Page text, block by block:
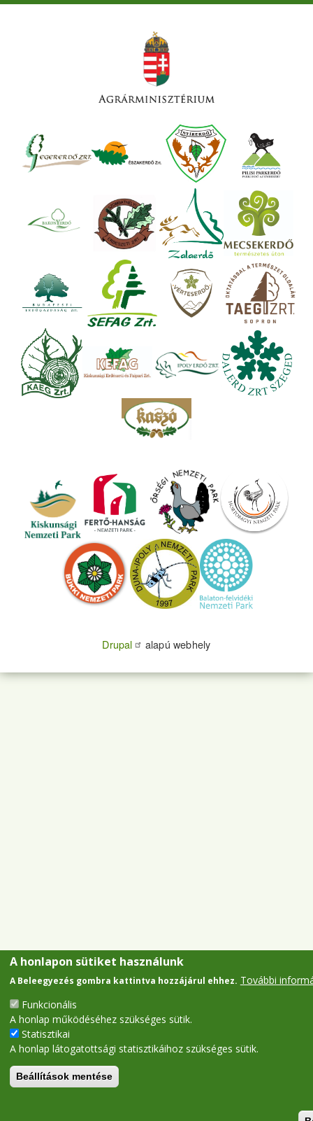
Drupal alapú webhely
A honlapon sütiket használunk
A Beleegyezés gombra kattintva hozzájárul ehhez. További
Funkcionális
A honlap működéséhez szükséges sütik.
Statisztikai
A honlap látogatottsági statisztikáihoz szükséges sütik.
Beállítások mentése